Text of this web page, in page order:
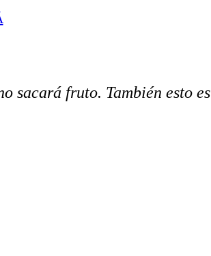
sacará fruto. También esto es